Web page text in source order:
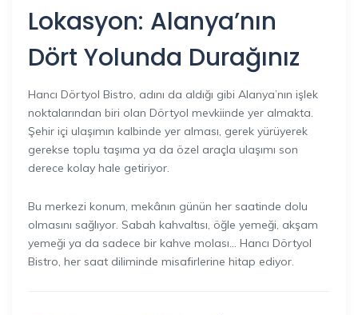
Lokasyon: Alanya’nın
Dört Yolunda Durağınız
Hancı Dörtyol Bistro, adını da aldığı gibi Alanya’nın işlek
noktalarından biri olan Dörtyol mevkiinde yer almakta.
Şehir içi ulaşımın kalbinde yer alması, gerek yürüyerek
gerekse toplu taşıma ya da özel araçla ulaşımı son
derece kolay hale getiriyor.
Bu merkezi konum, mekânın günün her saatinde dolu
olmasını sağlıyor. Sabah kahvaltısı, öğle yemeği, akşam
yemeği ya da sadece bir kahve molası… Hancı Dörtyol
Bistro, her saat diliminde misafirlerine hitap ediyor.